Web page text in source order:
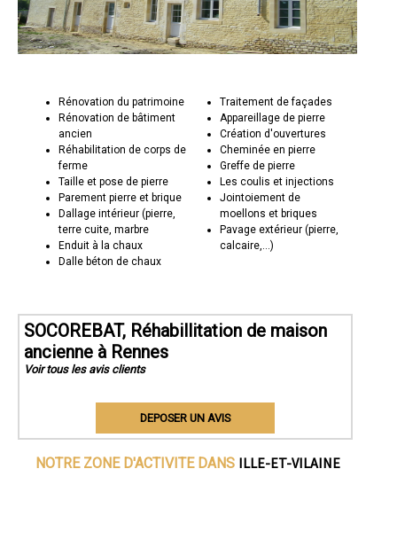
Rénovation du patrimoine
Rénovation de bâtiment
ancien
Réhabilitation de corps de
ferme
Taille et pose de pierre
Parement pierre et brique
Dallage intérieur (pierre,
terre cuite, marbre
Enduit à la chaux
Dalle béton de chaux
Traitement de façades
Appareillage de pierre
Création d'ouvertures
Cheminée en pierre
Greffe de pierre
Les coulis et injections
Jointoiement de
moellons et briques
Pavage extérieur (pierre,
calcaire,...)
SOCOREBAT, Réhabillitation de maison
ancienne à Rennes
Voir tous les avis clients
DEPOSER UN AVIS
NOTRE ZONE D'ACTIVITE DANS ILLE-ET-VILAINE